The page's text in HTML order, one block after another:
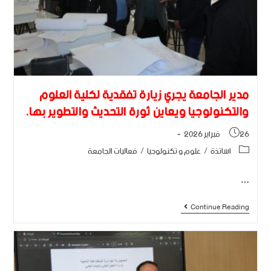
مدير الجامعة يجري زيارة تفقدية لكلية العلوم
والتكنولوجيا ويعاين ثورة التحديث والتطوير بها.
26 فبراير 2026
اساتذة/علوم و تكنولوجيا/ فعاليات الجامعة
…
Continue Reading